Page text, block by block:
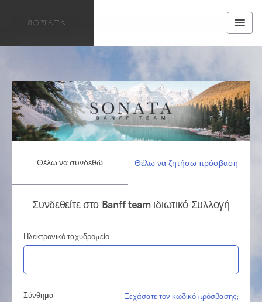
Θέλω να συνδεθώ Θέλω να ζητήσω πρόσβαση
Συνδεθείτε στο Banff team ιδιωτικό Συλλογή
Ηλεκτρονικό ταχυδρομείο
Σύνθημα Ξεχάσατε τον κωδικό πρόσβασης;